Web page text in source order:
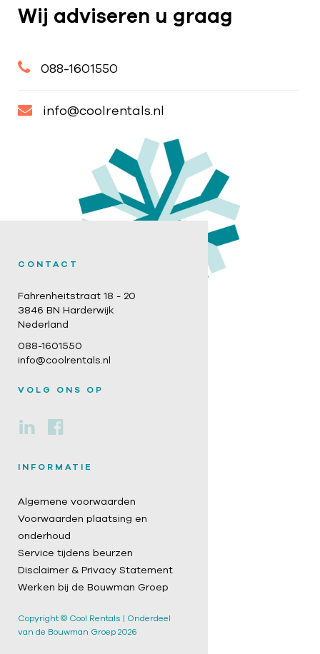
Wij adviseren u graag
088-1601550
info@coolrentals.nl
CONTACT
Fahrenheitstraat 18 - 20
3846 BN Harderwijk
Nederland
088-1601550
info@coolrentals.nl
VOLG ONS OP
INFORMATIE
Algemene voorwaarden
Voorwaarden plaatsing en
onderhoud
Service tijdens beurzen
Disclaimer & Privacy Statement
Werken bij de Bouwman Groep
Copyright © Cool Rentals | Onderdeel
van de Bouwman Groep 2026